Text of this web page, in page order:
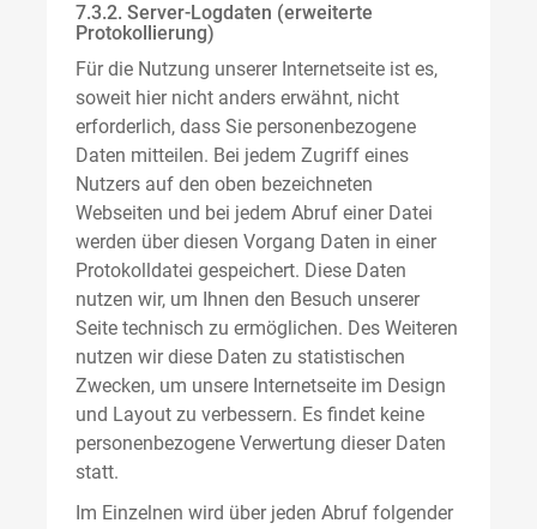
7.3.2. Server-Logdaten (erweiterte
Protokollierung)
Für die Nutzung unserer Internetseite ist es,
soweit hier nicht anders erwähnt, nicht
erforderlich, dass Sie personenbezogene
Daten mitteilen. Bei jedem Zugriff eines
Nutzers auf den oben bezeichneten
Webseiten und bei jedem Abruf einer Datei
werden über diesen Vorgang Daten in einer
Protokolldatei gespeichert. Diese Daten
nutzen wir, um Ihnen den Besuch unserer
Seite technisch zu ermöglichen. Des Weiteren
nutzen wir diese Daten zu statistischen
Zwecken, um unsere Internetseite im Design
und Layout zu verbessern. Es findet keine
personenbezogene Verwertung dieser Daten
statt.
Im Einzelnen wird über jeden Abruf folgender